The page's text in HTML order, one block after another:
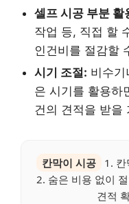
셀프 시공 부분 활
작업 등, 직접 할
인건비를 절감할
시기 조절: 비수
은 시기를 활용하
건의 견적을 받을
칸막이 시공
1.
2. 숨은 비용 없이
견적